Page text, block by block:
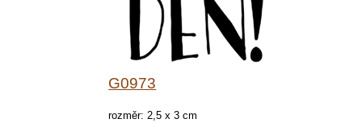
G0973
rozměr: 2,5 x 3 cm